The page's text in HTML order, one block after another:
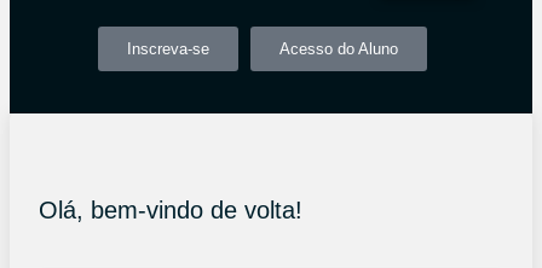
Inscreva-se Acesso do Aluno
Olá, bem-vindo de volta!